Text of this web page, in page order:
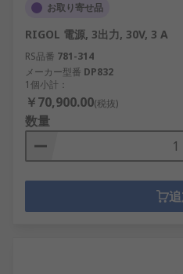
お取り寄せ品
RIGOL 電源, 3出力, 30V, 3 A
RS品番 781-314
メーカー型番 DP832
1個小計：
￥70,900.00(税抜)
数量